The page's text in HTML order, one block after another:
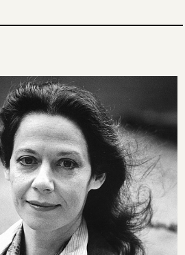
отправляем рассылку
«НЛО».
промокод на
Политикой конфиденциальности
подписаться
на
при поступлении книги
Политикой конфиденциальности
подписаться
для
18 лет?
да
назад